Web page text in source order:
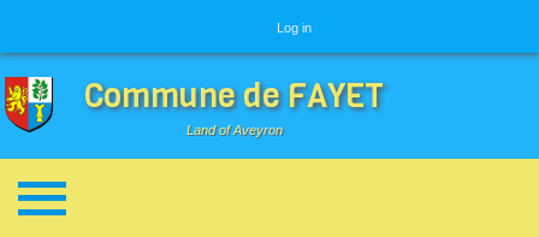
Log in
Commune de FAYET
Land of Aveyron